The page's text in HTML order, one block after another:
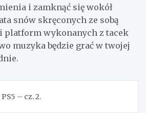
i zamknąć się wokół
snów skręconych ze sobą
platform wykonanych z tacek
muzyka będzie grać w twojej
– cz. 2.